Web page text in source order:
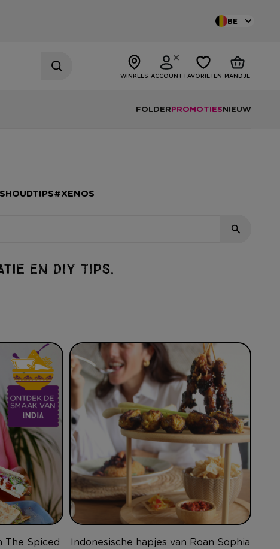
BE
WINKELS ACCOUNT FAVORIETEN MANDJE
FOLDERPROMOTIESNIEUW
#XENOS
EN DIY TIPS.
The Spiced
Indonesische hapjes van Roan Sophia